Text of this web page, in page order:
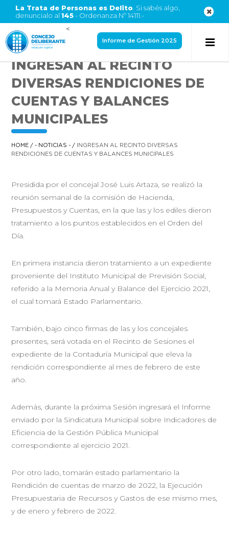
La Trata de Personas es Delito . Si sabés algo,
denuncialo al 145- Ordenanza Nº 14111.-
<
Informe de Gestión 2025
INGRESAN AL RECINTO
DIVERSAS RENDICIONES DE
CUENTAS Y BALANCES
MUNICIPALES
HOME /- NOTICIAS - /
INGRESAN AL RECINTO DIVERSAS
RENDICIONES DE CUENTAS Y BALANCES MUNICIPALES
Presidida por el concejal José Luis Artaza, se realizó la
reunión semanal de la comisión de Hacienda,
Presupuestos y Cuentas, en la que las y los ediles dieron
tratamiento a los puntos establecidos en el Orden del
Día.
En primera instancia dieron tratamiento a un expediente
proveniente del Instituto Municipal de Previsión Social,
referido a la Memoria Anual y Balance del Ejercicio 2021,
el cual tomará Estado Parlamentario.
También, bajo cinco firmas de las y los concejales
presentes, será votada en el Recinto de Sesiones el
expediente de la Contaduría Municipal que eleva la
rendición correspondiente al mes de febrero de este
año.
Además, durante la próxima Sesión ingresará el Informe
enviado por la Sindicatura Municipal sobre Indicadores de
Eficiencia de la Gestión Pública Municipal
correspondiente al ejercicio 2021.
Por otro lado, tomarán estado parlamentario la
Rendición de cuentas de marzo de 2022, la Ejecución
Presupuestaria de Recursos y Gastos de ese mismo mes,
y de enero y febrero de 2022.